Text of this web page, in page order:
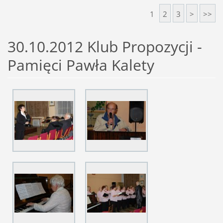
1 2 3 > >>
30.10.2012 Klub Propozycji -
Pamięci Pawła Kalety